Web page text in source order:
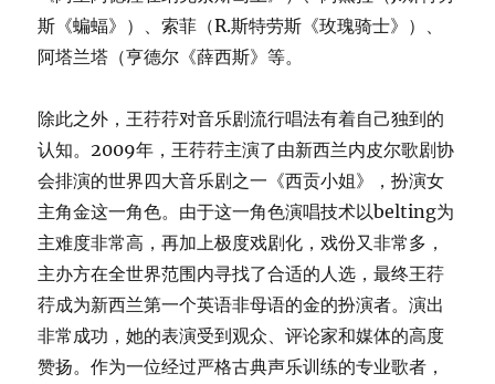
斯《蝙蝠》）、索菲（R.斯特劳斯《玫瑰骑士》）、
阿塔兰塔（亨德尔《薛西斯》等。
除此之外，王荇荇对音乐剧流行唱法有着自己独到的
认知。2009年，王荇荇主演了由新西兰内皮尔歌剧协
会排演的世界四大音乐剧之一《西贡小姐》，扮演女
主角金这一角色。由于这一角色演唱技术以belting为
主难度非常高，再加上极度戏剧化，戏份又非常多，
主办方在全世界范围内寻找了合适的人选，最终王荇
荇成为新西兰第一个英语非母语的金的扮演者。演出
非常成功，她的表演受到观众、评论家和媒体的高度
赞扬。作为一位经过严格古典声乐训练的专业歌者，